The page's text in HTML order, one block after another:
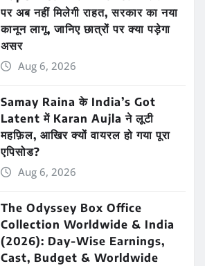
पर अब नहीं मिलेगी राहत, सरकार का नया
कानून लागू, जानिए छात्रों पर क्या पड़ेगा
असर
Aug 6, 2026
Samay Raina के India’s Got
Latent में Karan Aujla ने लूटी
महफ़िल, आखिर क्यों वायरल हो गया पूरा
एपिसोड?
Aug 6, 2026
The Odyssey Box Office
Collection Worldwide & India
(2026): Day-Wise Earnings,
Cast, Budget & Worldwide